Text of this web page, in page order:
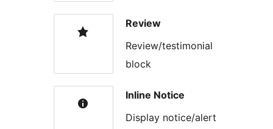
Review
Review/testimonial
block
Inline Notice
Display notice/alert